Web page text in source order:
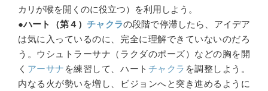
カリが喉を開くのに役立つ）を利用しよう。
●ハート（第４）チャクラの段階で停滞したら、アイデア
は気に入っているのに、完全に理解できていないのだろ
う。ウシュトラーサナ（ラクダのポーズ）などの胸を開
く アーサナ を練習して、ハート チャクラ を調整しよう。
内なる火が勢いを増し、ビジョンへと突き進めるように